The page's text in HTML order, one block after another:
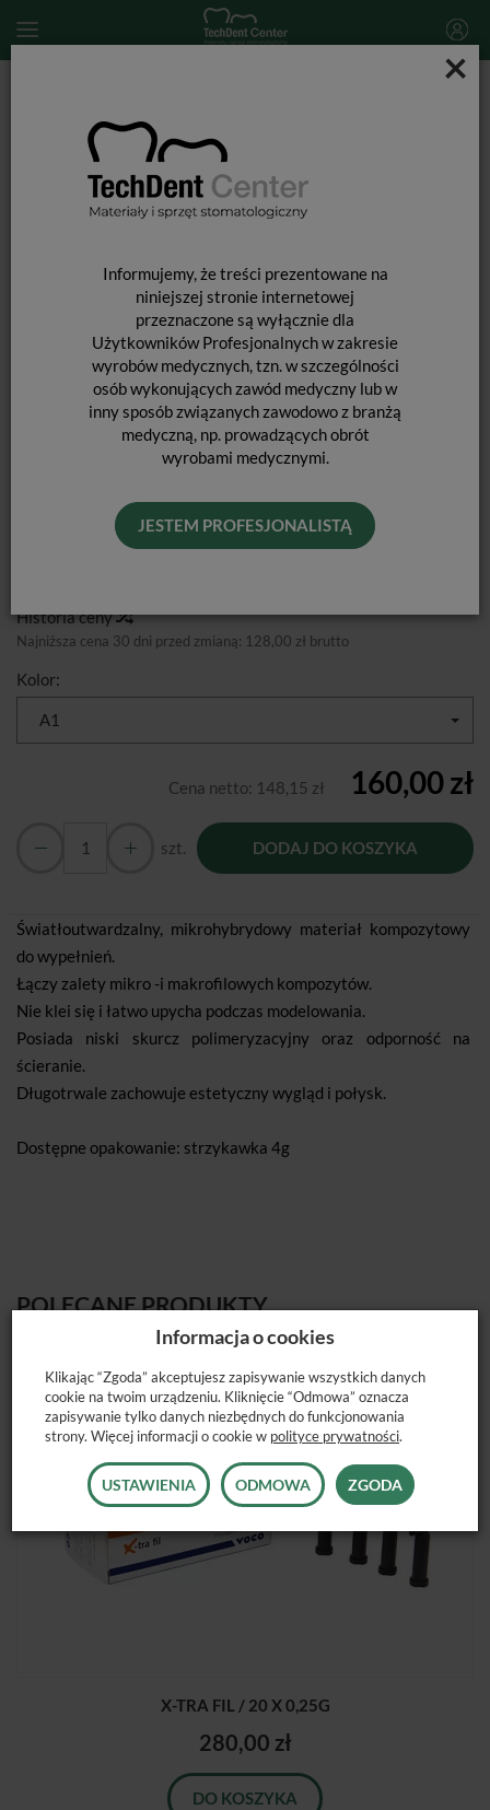
×
Informujemy, że treści prezentowane na
niniejszej stronie internetowej
przeznaczone są wyłącznie dla
Użytkowników Profesjonalnych w zakresie
wyrobów medycznych, tzn. w szczególności
osób wykonujących zawód medyczny lub w
inny sposób związanych zawodowo z branżą
medyczną, np. prowadzących obrót
wyrobami medycznymi.
JESTEM PROFESJONALISTĄ
MATERIAŁY WYPEŁNIENIOWE ŚWIATŁOUTWARDZALNE
Polofil Supra / 4g
POLOFIL SUPRA / 4G
Voco
Historia ceny
Najniższa cena 30 dni przed zmianą: 128,00 zł brutto
Kolor:
A1
Cena netto: 148,15 zł 160,00 zł
szt. DODAJ DO KOSZYKA
Światłoutwardzalny, mikrohybrydowy materiał kompozytowy
do wypełnień.
Łączy zalety mikro -i makrofilowych kompozytów.
Nie klei się i łatwo upycha podczas modelowania.
Posiada niski skurcz polimeryzacyjny oraz odporność na
ścieranie.
Długotrwale zachowuje estetyczny wygląd i połysk.
Dostępne opakowanie: strzykawka 4g
POLECANE PRODUKTY
X-TRA FIL / 20 X 0,25G
280,00 zł
DO KOSZYKA
Informacja o cookies
Klikając “Zgoda” akceptujesz zapisywanie wszystkich danych
cookie na twoim urządzeniu. Kliknięcie “Odmowa” oznacza
zapisywanie tylko danych niezbędnych do funkcjonowania
strony. Więcej informacji o cookie w polityce prywatności.
USTAWIENIA ODMOWA ZGODA